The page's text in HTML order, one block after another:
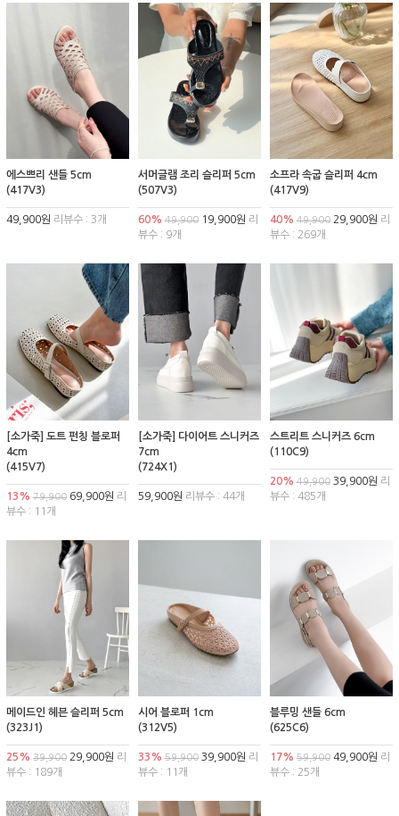
에스쁘리 샌들 5cm
(417V3)
49,900원 리뷰수 : 3개
서머글램 조리 슬리퍼 5cm
(507V3)
60% 49,90019,900원 리
뷰수 : 9개
소프라 속굽 슬리퍼 4cm
(417V9)
40% 49,90029,900원 리
뷰수 : 269개
[소가죽] 도트 펀칭 블로퍼
4cm
(415V7)
13% 79,900 69,900원 리
뷰수 : 11개
[소가죽] 다이어트 스니커즈
7cm
(724X1)
59,900원 리뷰수 : 44개
스트리트 스니커즈 6cm
(110C9)
20% 49,90039,900원 리
뷰수 : 485개
메이드인 헤븐 슬리퍼 5cm
(323J1)
25% 39,900 29,900원 리
뷰수 : 189개
시어 블로퍼 1cm
(312V5)
33% 59,90039,900원 리
뷰수 : 11개
블루밍 샌들 6cm
(625C6)
17% 59,90049,900원 리
뷰수 : 25개